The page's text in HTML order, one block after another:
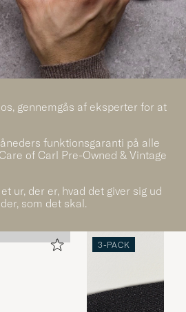
gennemgås af eksperter for at
funktionsgaranti på alle
of Carl Pre-Owned & Vintage
ur, der er, hvad det giver sig ud
som det skal.
3-PACK